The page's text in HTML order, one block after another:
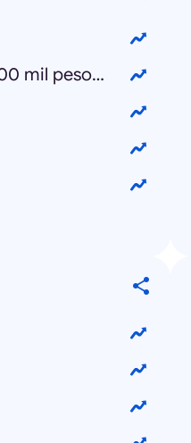
¿Cómo postular al bono Clase Media 500 mil pesos?